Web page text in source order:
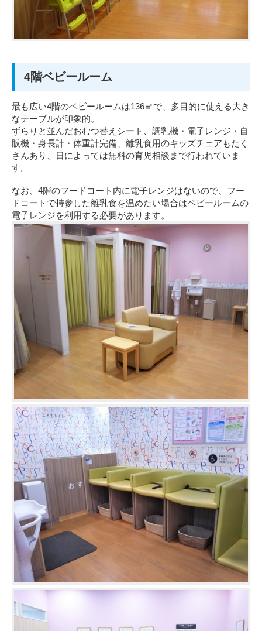
4階ベビールーム
最も広い4階のベビールームは136㎡で、多目的に使える大き
なテーブルが印象的。
ずらりと並んだおむつ替えシート、調乳機・電子レンジ・自
販機・身長計・体重計完備、離乳食用のキッズチェアもたく
さんあり、日によっては無料の育児相談まで行われていま
す。
なお、4階のフードコート内に電子レンジはないので、フー
ドコートで持参した離乳食を温めたい場合はベビールームの
電子レンジを利用する必要があります。